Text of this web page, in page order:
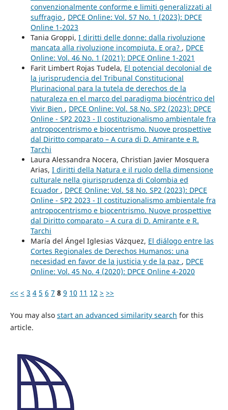
convenzionalmente conforme e limiti generalizzati al
suffragio , DPCE Online: Vol. 57 No. 1 (2023): DPCE
Online 1-2023
Tania Groppi, I diritti delle donne: dalla rivoluzione
mancata alla rivoluzione incompiuta. E ora? , DPCE
Online: Vol. 46 No. 1 (2021): DPCE Online 1-2021
Farit Limbert Rojas Tudela, El potencial decolonial de
la jurisprudencia del Tribunal Constitucional
Plurinacional para la tutela de derechos de la
naturaleza en el marco del paradigma biocéntrico del
Vivir Bien , DPCE Online: Vol. 58 No. SP2 (2023): DPCE
Online - SP2 2023 - Il costituzionalismo ambientale fra
antropocentrismo e biocentrismo. Nuove prospettive
dal Diritto comparato – A cura di D. Amirante e R.
Tarchi
Laura Alessandra Nocera, Christian Javier Mosquera
Arias, I diritti della Natura e il ruolo della dimensione
culturale nella giurisprudenza di Colombia ed
Ecuador , DPCE Online: Vol. 58 No. SP2 (2023): DPCE
Online - SP2 2023 - Il costituzionalismo ambientale fra
antropocentrismo e biocentrismo. Nuove prospettive
dal Diritto comparato – A cura di D. Amirante e R.
Tarchi
María del Ángel Iglesias Vázquez, El diálogo entre las
Cortes Regionales de Derechos Humanos: una
necesidad en favor de la justicia y de la paz , DPCE
Online: Vol. 45 No. 4 (2020): DPCE Online 4-2020
<< < 3 4 5 6 7 8 9 10 11 12 > >>
You may also start an advanced similarity search for this
article.